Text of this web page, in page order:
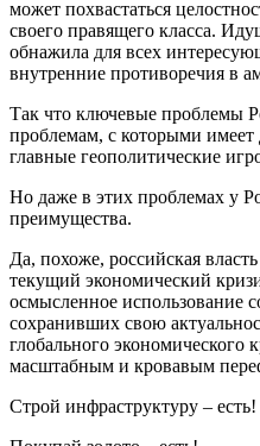
может похвастаться
своего правящего класса.
обнажила для всех
внутренние противоречия в
Так что ключевые проблемы
проблемам, с которыми имеет
главные геополитические
Но даже в этих проблемах у
преимущества.
Да, похоже, российская
текущий экономический
осмысленное использование
сохранивших свою
глобального экономического
масштабным и кровавым
Строй инфраструктуру – есть!